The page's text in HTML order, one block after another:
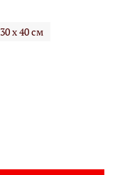
30 х 40 см